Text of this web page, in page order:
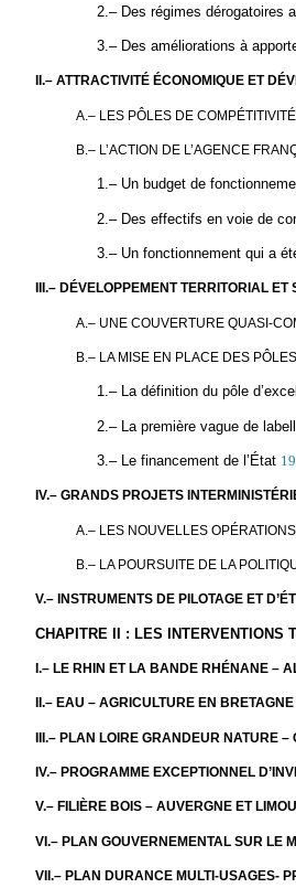
2.– Des régimes dérogatoires
3.– Des améliorations à
II.– ATTRACTIVITÉ ÉCONOMIQUE ET
A.– LES PÔLES DE COMPÉTITIVITÉ
B.– L’ACTION DE L’AGENCE
1.– Un budget de
2.– Des effectifs en voie de
3.– Un fonctionnement qui a
III.– DÉVELOPPEMENT TERRITORIAL ET
A.– UNE COUVERTURE QUASI-
B.– LA MISE EN PLACE DES
1.– La définition du pôle
2.– La première vague de
3.– Le financement de l’État 19
IV.– GRANDS PROJETS
A.– LES NOUVELLES
B.– LA POURSUITE DE LA
V.– INSTRUMENTS DE PILOTAGE ET
CHAPITRE II : LES INTERVENTIONS
I.– LE RHIN ET LA BANDE RHÉNANE –
II.– EAU – AGRICULTURE EN BRETAGNE
III.– PLAN LOIRE GRANDEUR NATURE –
IV.– PROGRAMME EXCEPTIONNEL
V.– FILIÈRE BOIS – AUVERGNE ET
VI.– PLAN GOUVERNEMENTAL SUR LE
VII.– PLAN DURANCE MULTI-USAGES-